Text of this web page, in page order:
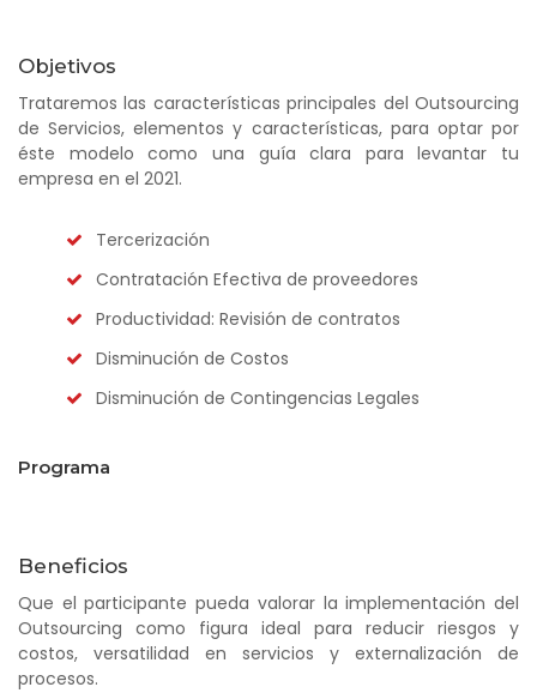
Objetivos
Trataremos las características principales del Outsourcing
de Servicios, elementos y características, para optar por
éste modelo como una guía clara para levantar tu
empresa en el 2021.
Tercerización
Contratación Efectiva de proveedores
Productividad: Revisión de contratos
Disminución de Costos
Disminución de Contingencias Legales
Programa
Beneficios
Que el participante pueda valorar la implementación del
Outsourcing como figura ideal para reducir riesgos y
costos, versatilidad en servicios y externalización de
procesos.